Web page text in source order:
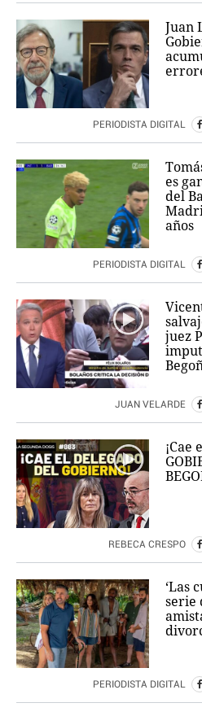
Juan
PERIODISTA DIGITAL
es
del
años
PERIODISTA DIGITAL
juez
JUAN VELARDE
¡Cae
REBECA CRESPO
‘Las
serie
PERIODISTA DIGITAL